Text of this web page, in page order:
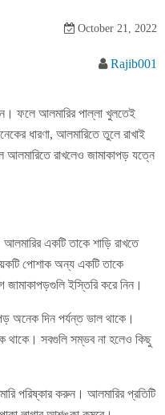
October 21, 2022
Rajib001
ফলে আলমারির পাল্লা খুলতেই
ধারণা, আলমারিতে তুলে রাখাই
রাখলেও জামাকাপড় যত্নে
একটি তাকে শাড়ি রাখতে
পোশাক অন্য একটি তাকে
ইস্তিরি করে নিন।
অনেক দিন পর্যন্ত ভাল থাকে।
থাকে। সবগুলি সম্ভব না হলেও কিছু
পরিষ্কার করুন। আলমারির প্রতিটি